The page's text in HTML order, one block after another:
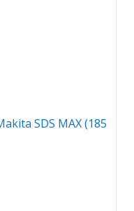
SDS MAX (185